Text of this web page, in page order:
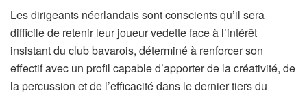
Les dirigeants néerlandais sont conscients qu’il sera
difficile de retenir leur joueur vedette face à l’intérêt
insistant du club bavarois, déterminé à renforcer son
effectif avec un profil capable d’apporter de la créativité, de
la percussion et de l’efficacité dans le dernier tiers du